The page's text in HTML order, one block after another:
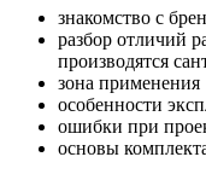
знакомство с
разбор отличий
производятся
зона применения
особенности
ошибки при
основы